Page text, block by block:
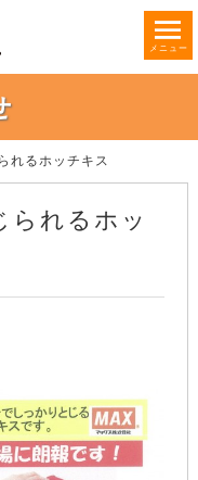
メニュー
れるホッチキス
られるホッ